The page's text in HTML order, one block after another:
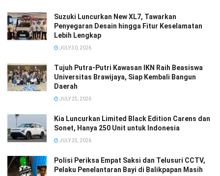
Suzuki Luncurkan New XL7, Tawarkan
Penyegaran Desain hingga Fitur Keselamatan
Lebih Lengkap
JULY 30, 2026
Tujuh Putra-Putri Kawasan IKN Raih Beasiswa
Universitas Brawijaya, Siap Kembali Bangun
Daerah
JULY 25, 2026
Kia Luncurkan Limited Black Edition Carens dan
Sonet, Hanya 250 Unit untuk Indonesia
JULY 25, 2026
Polisi Periksa Empat Saksi dan Telusuri CCTV,
Pelaku Penelantaran Bayi di Balikpapan Masih